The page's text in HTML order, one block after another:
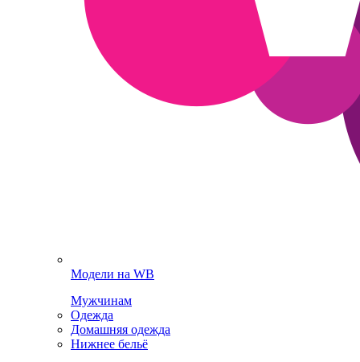
Модели на WB
Мужчинам
Одежда
Домашняя одежда
Нижнее бельё